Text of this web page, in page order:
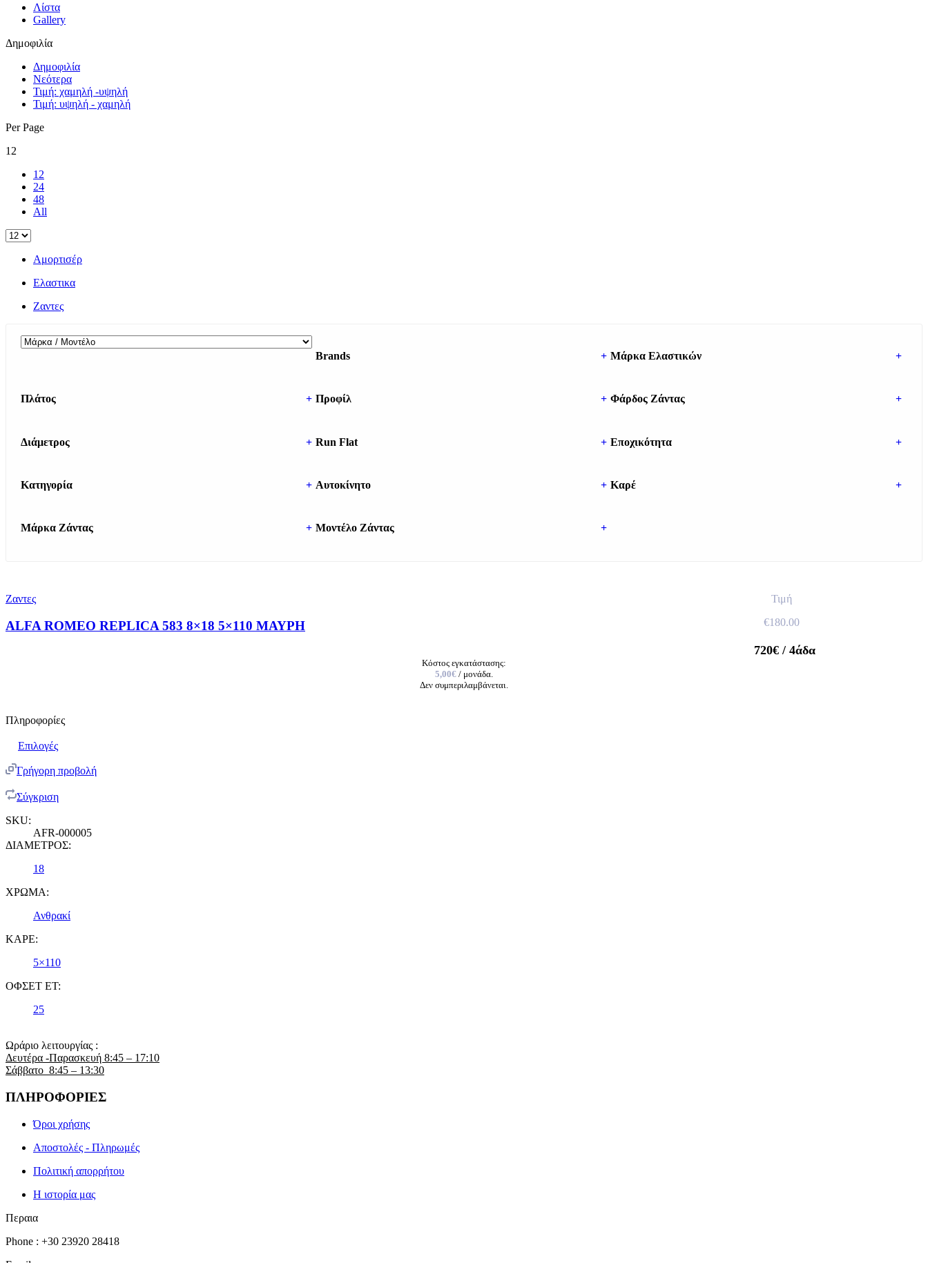
Λίστα
Gallery
Δημοφιλία
Δημοφιλία
Νεότερα
Τιμή: χαμηλή -υψηλή
Τιμή: υψηλή - χαμηλή
Per Page
12
12
24
48
All
Αμορτισέρ
Ελαστικα
Ζαντες
Brands + Μάρκα Ελαστικών +
Πλάτος + Προφίλ + Φάρδος Ζάντας +
Διάμετρος + Run Flat + Εποχικότητα +
Κατηγορία + Αυτοκίνητο + Καρέ +
Μάρκα Ζάντας + Μοντέλο Ζάντας +
Ζαντες
ALFA ROMEO REPLICA 583 8×18 5×110 ΜΑΥΡΗ
Τιμή
€180.00
720€ / 4άδα
Κόστος εγκατάστασης:
5,00€ / μονάδα.
Δεν συμπεριλαμβάνεται.
Πληροφορίες
Επιλογές
Γρήγορη προβολή
Σύγκριση
SKU:
AFR-000005
ΔΙΑΜΕΤΡΟΣ:
18
ΧΡΩΜΑ:
Ανθρακί
ΚΑΡΕ:
5×110
ΟΦΣΕΤ ET:
25
Ωράριο λειτουργίας :
Δευτέρα -Παρασκευή 8:45 – 17:10
Σάββατο 8:45 – 13:30
ΠΛΗΡΟΦΟΡΙΕΣ
Όροι χρήσης
Αποστολές - Πληρωμές
Πολιτική απορρήτου
Η ιστορία μας
Περαια
Phone : +30 23920 28418